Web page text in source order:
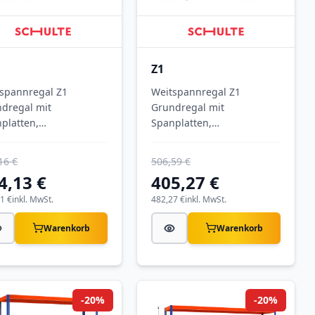
Z1
mit
verzinkt, 4
Fachlast 610 kg,
2.500 kg
€
€
inkl. MwSt.
€
Warenkorb
Z1
Weitspannregal Z1
Grundregal mit
Spanplatten,
blau/orange/verzinkt, 4
Ebenen, Fachlast 640 kg,
Feldlast 2.800 kg
405,27 €
506,59 €
inkl. MwSt.
482,27 €
Warenkorb
-20% -20%